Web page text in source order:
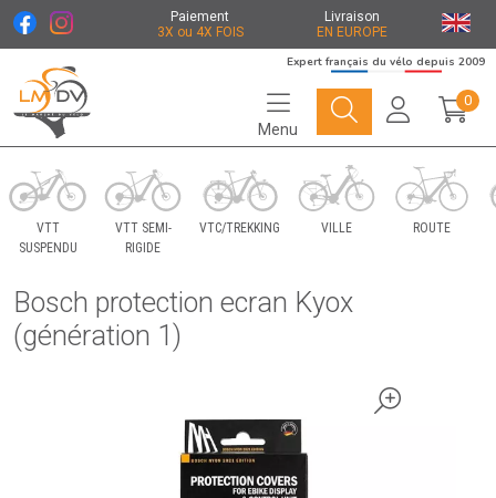
Paiement
3X ou 4X FOIS
Livraison
EN EUROPE
Le Marché du Vélo Votre distributeurs de vélo
Expert français du vélo depuis 2009
Menu
0
VTT
SUSPENDU
VTT SEMI-
RIGIDE
VTC/TREKKING VILLE ROUTE
Bosch protection ecran Kyox
(génération 1)